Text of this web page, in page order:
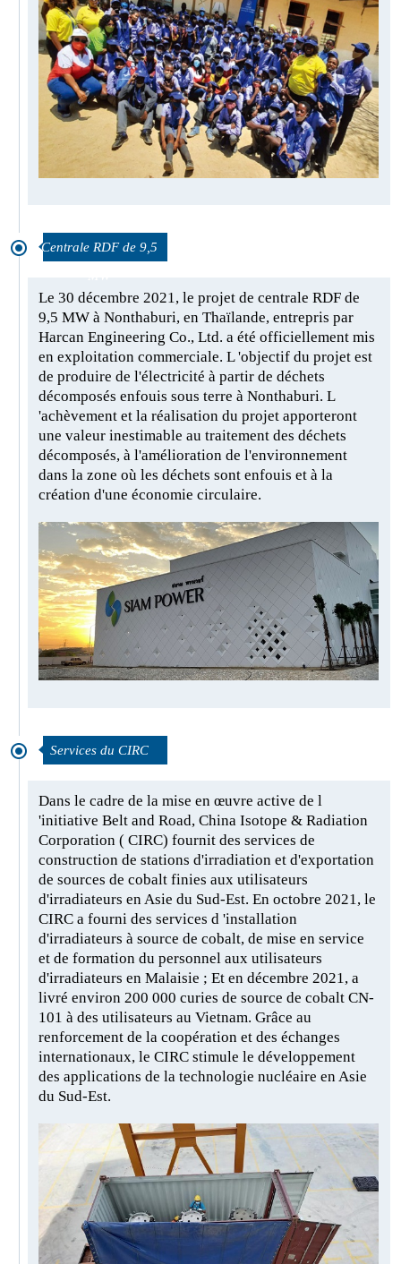
Centrale RDF de 9,5
Le 30 décembre 2021, le projet de centrale RDF de
9,5 MW à Nonthaburi, en Thaïlande, entrepris par
Harcan Engineering Co., Ltd. a été officiellement mis
en exploitation commerciale. L 'objectif du projet est
de produire de l'électricité à partir de déchets
décomposés enfouis sous terre à Nonthaburi. L
'achèvement et la réalisation du projet apporteront
une valeur inestimable au traitement des déchets
décomposés, à l'amélioration de l'environnement
dans la zone où les déchets sont enfouis et à la
création d'une économie circulaire.
Services du CIRC
Dans le cadre de la mise en œuvre active de l
'initiative Belt and Road, China Isotope & Radiation
Corporation ( CIRC) fournit des services de
construction de stations d'irradiation et d'exportation
de sources de cobalt finies aux utilisateurs
d'irradiateurs en Asie du Sud-Est. En octobre 2021, le
CIRC a fourni des services d 'installation
d'irradiateurs à source de cobalt, de mise en service
et de formation du personnel aux utilisateurs
d'irradiateurs en Malaisie ; Et en décembre 2021, a
livré environ 200 000 curies de source de cobalt CN-
101 à des utilisateurs au Vietnam. Grâce au
renforcement de la coopération et des échanges
internationaux, le CIRC stimule le développement
des applications de la technologie nucléaire en Asie
du Sud-Est.